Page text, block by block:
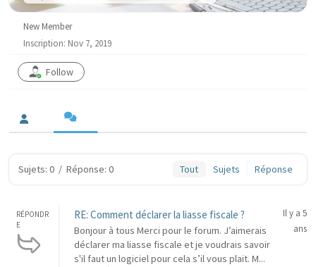
New Member
Inscription: Nov 7, 2019
Follow
Sujets: 0 / Réponse: 0 Tout Sujets Réponse
RÉPONDR
E
RE: Comment déclarer la liasse fiscale ?
Bonjour à tous Merci pour le forum. J’aimerais
déclarer ma liasse fiscale et je voudrais savoir
s'il faut un logiciel pour cela s’il vous plait. M...
Il y a 5
ans